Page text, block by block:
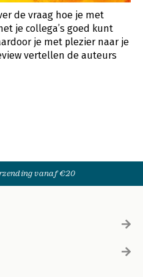
de vraag hoe je met
je collega’s goed kunt
je met plezier naar je
vertellen de auteurs
vanaf €20